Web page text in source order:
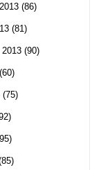
(86)
(81)
(90)
(60)
(75)